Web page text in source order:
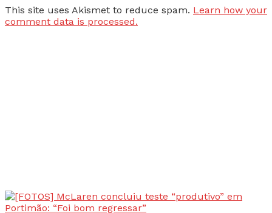
This site uses Akismet to reduce spam. Learn how your
comment data is processed.